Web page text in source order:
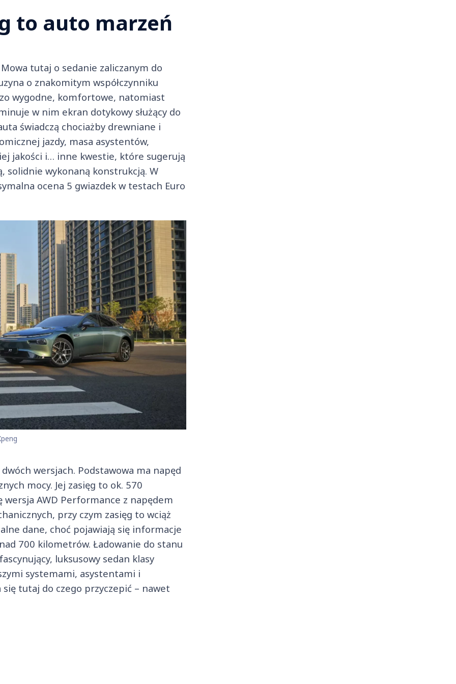
to auto marzeń
tutaj o sedanie zaliczanym do
o znakomitym współczynniku
wygodne, komfortowe, natomiast
w nim ekran dotykowy służący do
świadczą chociażby drewniane i
jazdy, masa asystentów,
jakości i… inne kwestie, które sugerują
solidnie wykonaną konstrukcją. W
ocena 5 gwiazdek w testach Euro
wersjach. Podstawowa ma napęd
mocy. Jej zasięg to ok. 570
AWD Performance z napędem
przy czym zasięg to wciąż
dane, choć pojawiają się informacje
700 kilometrów. Ładowanie do stanu
luksusowy sedan klasy
systemami, asystentami i
tutaj do czego przyczepić – nawet